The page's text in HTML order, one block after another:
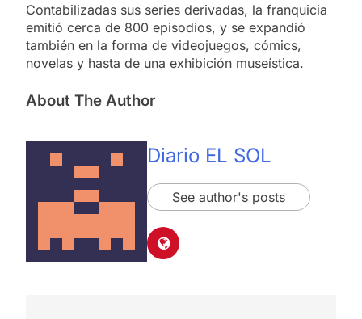
Contabilizadas sus series derivadas, la franquicia
emitió cerca de 800 episodios, y se expandió
también en la forma de videojuegos, cómics,
novelas y hasta de una exhibición museística.
About The Author
Diario EL SOL
See author's posts